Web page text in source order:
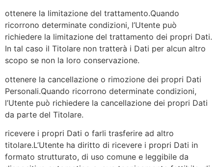
ottenere la limitazione del trattamento.Quando
ricorrono determinate condizioni, l’Utente può
richiedere la limitazione del trattamento dei propri Dati.
In tal caso il Titolare non tratterà i Dati per alcun altro
scopo se non la loro conservazione.
ottenere la cancellazione o rimozione dei propri Dati
Personali.Quando ricorrono determinate condizioni,
l’Utente può richiedere la cancellazione dei propri Dati
da parte del Titolare.
ricevere i propri Dati o farli trasferire ad altro
titolare.L’Utente ha diritto di ricevere i propri Dati in
formato strutturato, di uso comune e leggibile da